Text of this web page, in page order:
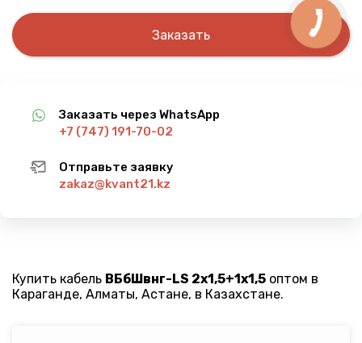
Заказать
Заказать через WhatsApp
+7 (747) 191-70-02
Отправьте заявку
zakaz@kvant21.kz
Купить кабель ВБбШвнг-LS 2х1,5+1х1,5 оптом в
Караганде, Алматы, Астане, в Казахстане.